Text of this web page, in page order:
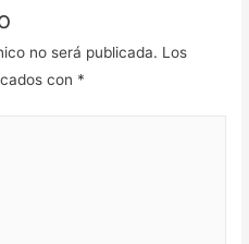
no será publicada. Los
con *